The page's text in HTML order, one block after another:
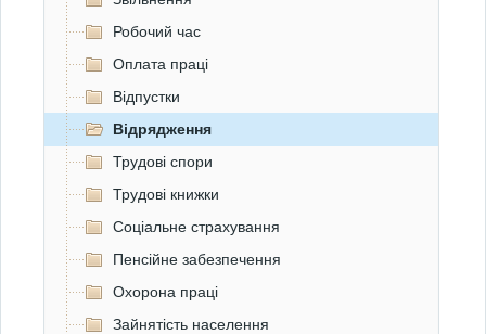
Робочий час
Оплата праці
Відпустки
Відрядження
Трудові спори
Трудові книжки
Соціальне страхування
Пенсійне забезпечення
Охорона праці
Зайнятість населення